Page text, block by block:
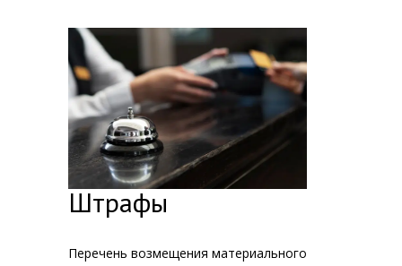
Штрафы
Перечень возмещения материального